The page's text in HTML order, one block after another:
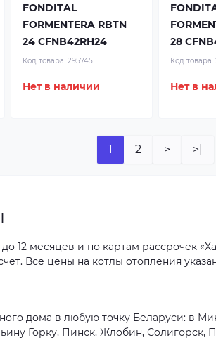
FONDITAL
FORMENTERA RBTN
24 CFNB42RH24
Код товара: 295745
Нет в наличии
28
Код товара:
Нет в
1 2 > >|
12 месяцев и по картам рассрочек
Все цены на котлы отопления
дома в любую точку Беларуси: в
Горку, Пинск, Жлобин, Солигорск,